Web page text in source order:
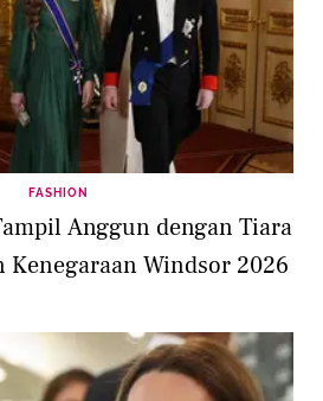
FASHION
Anggun dengan Tiara
Kenegaraan Windsor 2026